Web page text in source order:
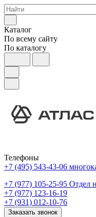
Каталог
По всему сайту
По каталогу
Телефоны
+7 (495) 543-43-06
+7 (977) 105-25-95 Отдел
+7 (977) 123-16-19
+7 (931) 012-10-76
Заказать звонок